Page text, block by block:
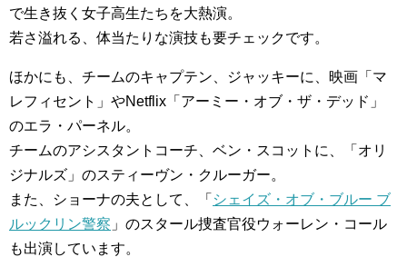
で生き抜く女子高生たちを大熱演。
若さ溢れる、体当たりな演技も要チェックです。
ほかにも、チームのキャプテン、ジャッキーに、映画「マ
レフィセント」やNetflix「アーミー・オブ・ザ・デッド」
のエラ・パーネル。
チームのアシスタントコーチ、ベン・スコットに、「オリ
ジナルズ」のスティーヴン・クルーガー。
また、ショーナの夫として、「 シェイズ・オブ・ブルー ブ
ルックリン警察 」のスタール捜査官役ウォーレン・コール
も出演しています。